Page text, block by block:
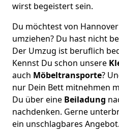
wirst begeistert sein.
Du möchtest von
umziehen? Du hast nicht
Der Umzug ist beruflich
Kennst Du schon unsere
auch Möbeltransporte?
nur Dein Bett mitnehmen
Du über eine Beiladung
nachdenken. Gerne
ein unschlagbares Angebot.